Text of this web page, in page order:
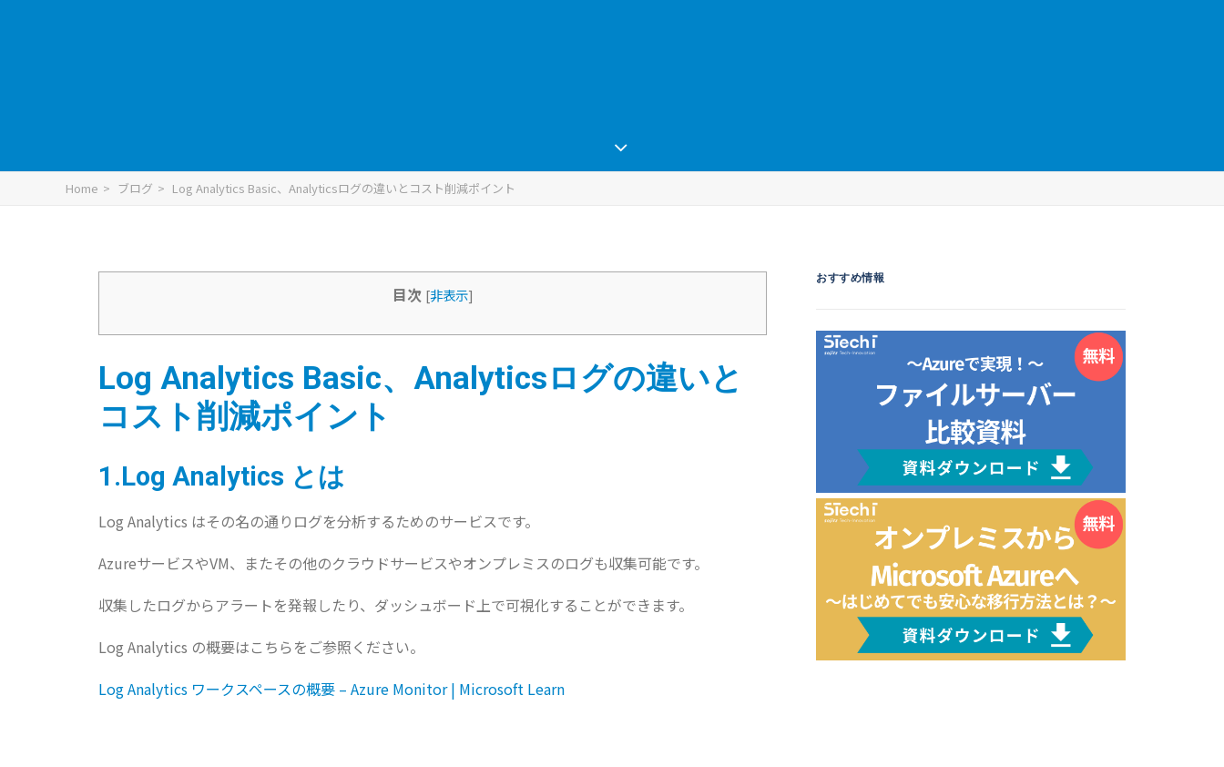
Home ブログ Log Analytics Basic、Analyticsログの違いとコスト削減ポイント
目次 [非表示]
Log Analytics Basic、 Analyticsログの違いと
コスト削減ポイント
1.Log Analytics とは
Log Analytics はその名の通りログを分析するためのサービスです。
AzureサービスやVM、またその他のクラウドサービスやオンプレミスのログも収集可能です。
収集したログからアラートを発報したり、ダッシュボード上で可視化することができます。
Log Analytics の概要はこちらをご参照ください。
Log Analytics ワークスペースの概要 – Azure Monitor | Microsoft Learn
おすすめ情報